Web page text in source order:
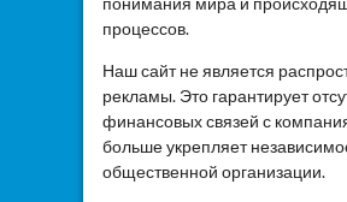
процессов.
Наш сайт не является
рекламы. Это гарантирует
финансовых связей с
больше укрепляет
общественной организации.